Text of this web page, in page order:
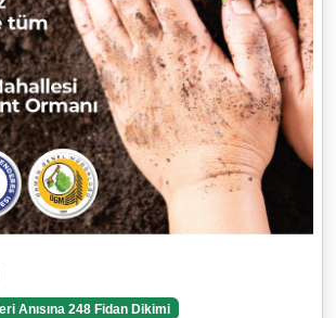
Anısına 248 Fidan Dikimi